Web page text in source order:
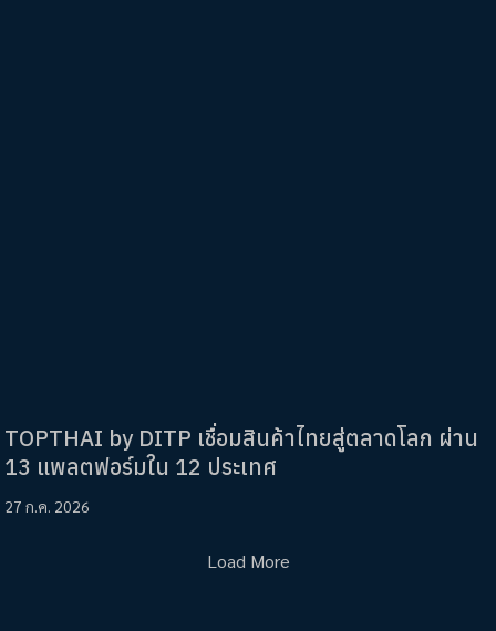
TOPTHAI by DITP เชื่อมสินค้าไทยสู่ตลาดโลก ผ่าน
13 แพลตฟอร์มใน 12 ประเทศ
27 ก.ค. 2026
Load More